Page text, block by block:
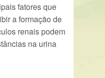
fatores que
a formação de
renais podem
na urina